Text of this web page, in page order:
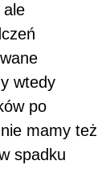
ale
wtedy
po
mamy też
spadku